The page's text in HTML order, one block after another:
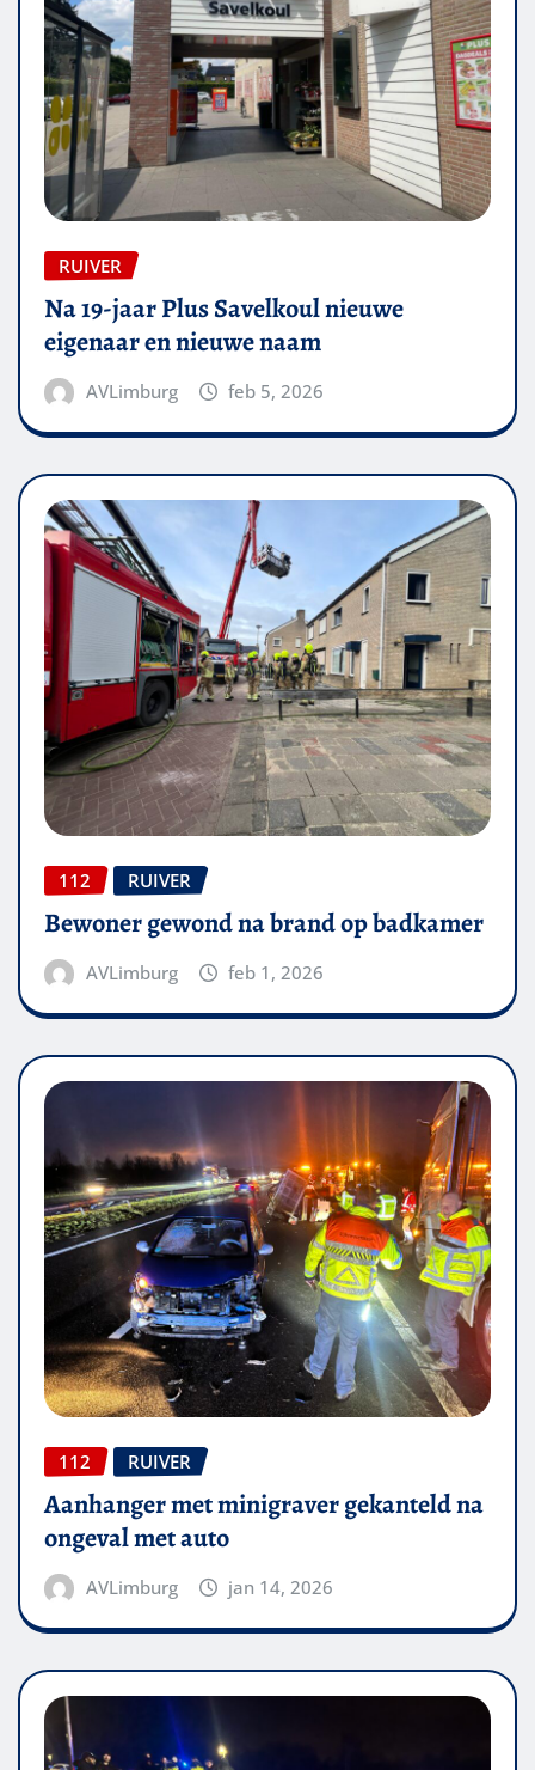
RUIVER
Na 19-jaar Plus Savelkoul nieuwe
eigenaar en nieuwe naam
AVLimburg feb 5, 2026
112 RUIVER
Bewoner gewond na brand op badkamer
AVLimburg feb 1, 2026
112 RUIVER
Aanhanger met minigraver gekanteld na
ongeval met auto
AVLimburg jan 14, 2026